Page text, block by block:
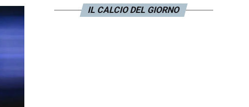
IL CALCIO DEL GIORNO